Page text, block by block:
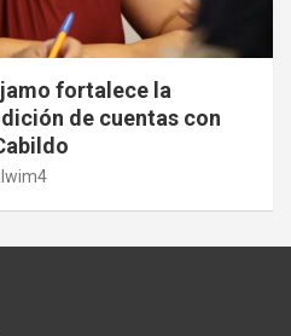
fortalece la
de cuentas con